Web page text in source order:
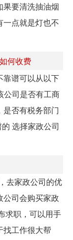
要清洗抽油烟
点就是灯也不
何收费
靠谱可以从以下
公司是否有工商
否有税务部门
选择家政公司
去家政公司的优
公司会购买家政
求职，可以用手
找工作很大帮